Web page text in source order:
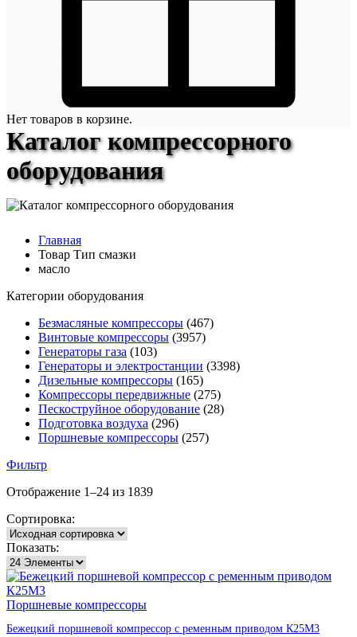
Нет товаров в корзине.
Каталог компрессорного
оборудования
Главная
Товар Тип смазки
масло
Категории оборудования
Безмасляные компрессоры (467)
Винтовые компрессоры (3957)
Генераторы газа (103)
Генераторы и электростанции (3398)
Дизельные компрессоры (165)
Компрессоры передвижные (275)
Пескоструйное оборудование (28)
Подготовка воздуха (296)
Поршневые компрессоры (257)
Фильтр
Отображение 1–24 из 1839
Сортировка:
Показать:
Поршневые компрессоры
Бежецкий поршневой компрессор с ременным приводом К25М3